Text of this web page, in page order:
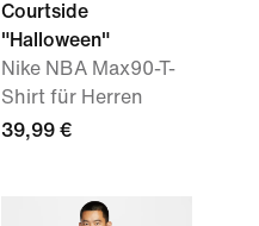
Courtside
"Halloween"
Nike NBA Max90-T-
Shirt für Herren
39,99 €